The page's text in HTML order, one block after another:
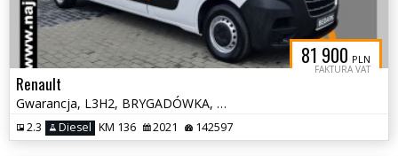
81 900 PLN
FAKTURA VAT
Renault
Gwarancja, L3H2, BRYGADÓWKA, DOKA, nawigacja, klima, tempomat, hak
2.3 Diesel KM 136 2021 142597